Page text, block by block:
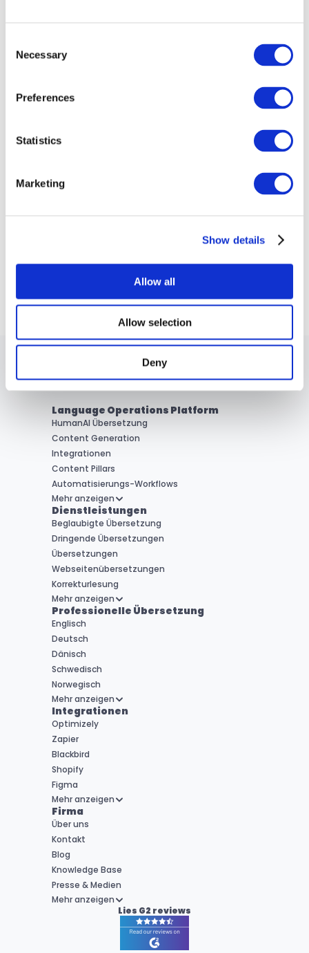
Selection
Necessary
Preferences
Statistics
Marketing
Show details
Allow all
Allow selection
Deny
EasyTranslate
Overcome Internal Localisation
Challenges
Language Operations Platform
HumanAI Übersetzung
Content Generation
Integrationen
Content Pillars
Automatisierungs-Workflows
Mehr anzeigen
Dienstleistungen
Beglaubigte Übersetzung
Dringende Übersetzungen
Übersetzungen
Webseitenübersetzungen
Korrekturlesung
Mehr anzeigen
Professionelle Übersetzung
Englisch
Deutsch
Dänisch
Schwedisch
Norwegisch
Mehr anzeigen
Integrationen
Optimizely
Zapier
Blackbird
Shopify
Figma
Mehr anzeigen
Firma
Über uns
Kontakt
Blog
Knowledge Base
Presse & Medien
Mehr anzeigen
Lies G2 reviews